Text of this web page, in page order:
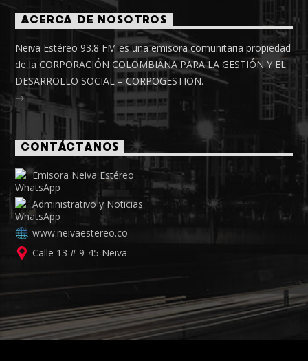
ACERCA DE NOSOTROS
Neiva Estéreo 93.8 FM es una emisora comunitaria propiedad
de la CORPORACIÓN COLOMBIANA PARA LA GESTIÓN Y EL
DESARROLLO SOCIAL – CORPOGESTION.
CONTÁCTANOS
Emisora Neiva Estéreo
Administrativo y Noticias
www.neivaestereo.co
Calle 13 # 9-45 Neiva